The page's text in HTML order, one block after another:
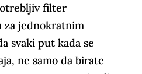
filter
za jednokratnim
svaki put kada se
ne samo da birate